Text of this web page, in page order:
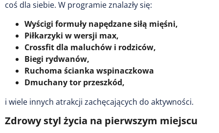
coś dla siebie. W programie znalazły się:
Wyścigi formuły napędzane siłą mięśni,
Piłkarzyki w wersji max,
Crossfit dla maluchów i rodziców,
Biegi rydwanów,
Ruchoma ścianka wspinaczkowa
Dmuchany tor przeszkód,
i wiele innych atrakcji zachęcających do aktywności.
Zdrowy styl życia na pierwszym miejscu